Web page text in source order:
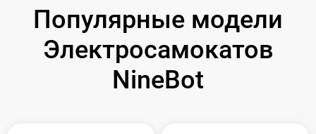
Популярные модели
Электросамокатов
NineBot